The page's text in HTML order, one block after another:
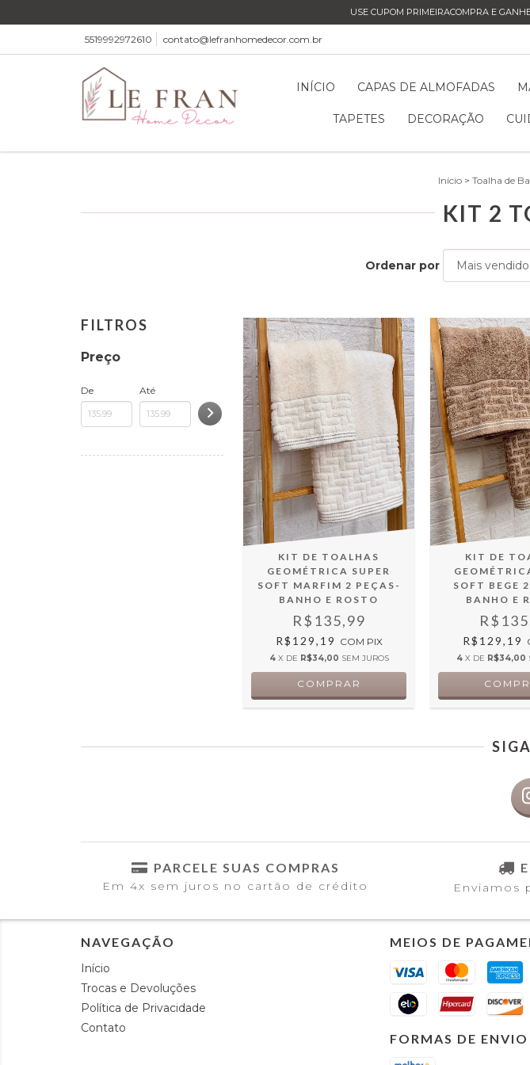
USE CUPOM PRIMEIRACOMPRA E
5519992972610 contato@lefranhomedecor.com.br
INÍCIO CAPAS DE ALMOFADAS
TAPETES DECORAÇÃO
Início > Toalha de
KIT 2
Ordenar por
FILTROS
Preço
De Até
KIT DE TOALHAS
GEOMÉTRICA SUPER
SOFT MARFIM 2 PEÇAS-
BANHO E ROSTO
R$135,99
R$129,19 COM PIX
4 X DE R$34,00 SEM JUROS
KIT DE
SOFT BEGE
BANHO E
R$129,19
4 X DE R$34,00
PARCELE SUAS COMPRAS
Em 4x sem juros no cartão de crédito Enviamos
NAVEGAÇÃO
Início
Trocas e Devoluções
Política de Privacidade
Contato
MEIOS DE
FORMAS DE ENVIO